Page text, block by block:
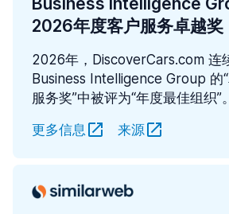
2026年度客户服务卓越奖
2026年，DiscoverCars.com 连
Business Intelligence Group 的
服务奖”中被评为“年度最佳组织”。
更多信息
来源